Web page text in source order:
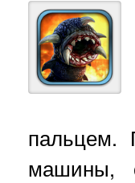
пальцем.
машины,